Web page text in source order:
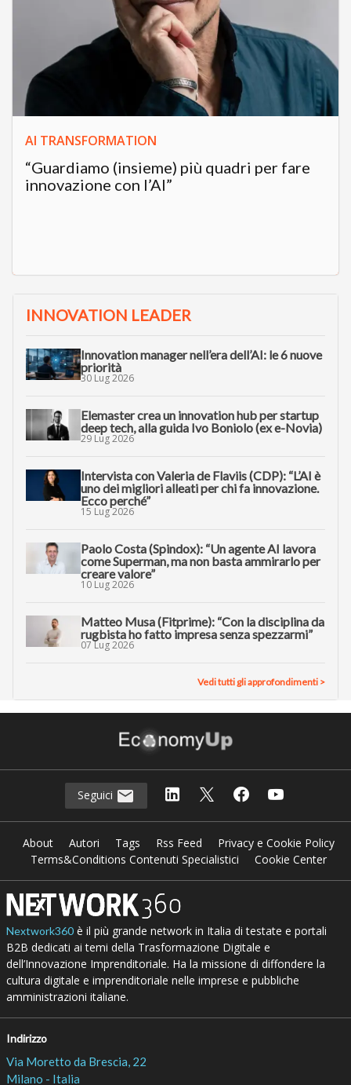
AI TRANSFORMATION
“Guardiamo (insieme) più quadri per fare
innovazione con l’AI”
INNOVATION LEADER
Innovation manager nell’era dell’AI: le 6 nuove
priorità
30 Lug 2026
Elemaster crea un innovation hub per startup
deep tech, alla guida Ivo Boniolo (ex e-Novia)
29 Lug 2026
Intervista con Valeria de Flaviis (CDP): “L’AI è
uno dei migliori alleati per chi fa innovazione.
Ecco perché”
15 Lug 2026
Paolo Costa (Spindox): “Un agente AI lavora
come Superman, ma non basta ammirarlo per
creare valore”
10 Lug 2026
Matteo Musa (Fitprime): “Con la disciplina da
rugbista ho fatto impresa senza spezzarmi”
07 Lug 2026
Vedi tutti gli approfondimenti >
Seguici
About Autori Tags Rss Feed
Privacy e Cookie Policy
Terms&Conditions Contenuti Specialistici
Cookie Center
Nextwork360è il più grande network in Italia di testate e portali
B2B dedicati ai temi della Trasformazione Digitale e
dell’Innovazione Imprenditoriale. Ha la missione di diffondere la
cultura digitale e imprenditoriale nelle imprese e pubbliche
amministrazioni italiane.
Indirizzo
Via Moretto da Brescia, 22
Milano - Italia